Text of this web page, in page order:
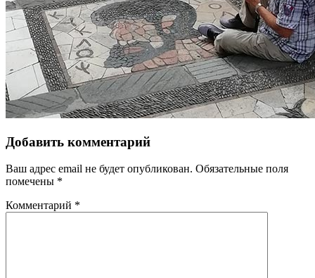
Добавить комментарий
Ваш адрес email не будет опубликован. Обязательные поля
помечены *
Комментарий *